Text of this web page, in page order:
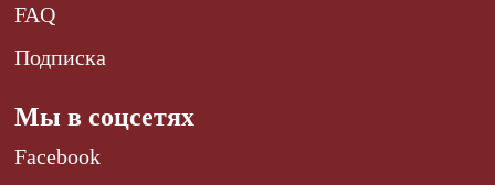
FAQ
Подписка
Мы в соцсетях
Facebook